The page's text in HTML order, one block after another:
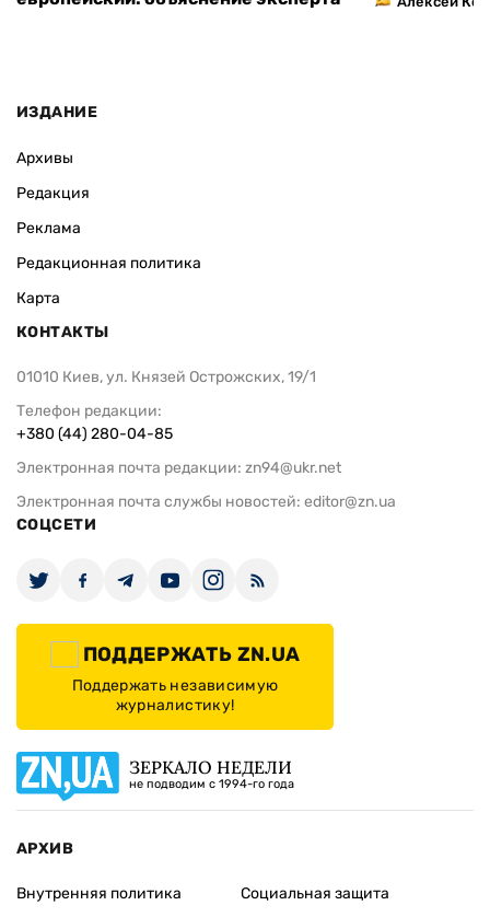
ИЗДАНИЕ
Архивы
Редакция
Реклама
Редакционная политика
Карта
КОНТАКТЫ
01010 Киев, ул. Князей Острожских, 19/1
Телефон редакции:
+380 (44) 280-04-85
Электронная почта редакции: zn94@ukr.net
Электронная почта службы новостей: editor@zn.ua
СОЦСЕТИ
ПОДДЕРЖАТЬ ZN.UA
Поддержать независимую
журналистику!
ЗЕРКАЛО НЕДЕЛИ
не подводим с 1994-го года
АРХИВ
Внутренняя политика
Социальная защита